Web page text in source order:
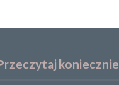
koniecznie